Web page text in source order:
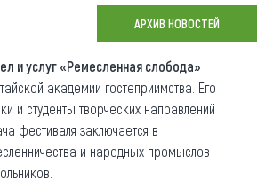
АРХИВ НОВОСТЕЙ
и услуг «Ремесленная слобода»
академии гостеприимства. Его
и студенты творческих направлений
фестиваля заключается в
и народных промыслов